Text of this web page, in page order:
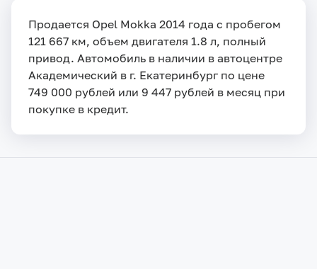
Продается Opel Mokka 2014 года с пробегом
121 667 км, объем двигателя 1.8 л, полный
привод. Автомобиль в наличии в автоцентре
Академический в г. Екатеринбург по цене
749 000 рублей или 9 447 рублей в месяц при
покупке в кредит.